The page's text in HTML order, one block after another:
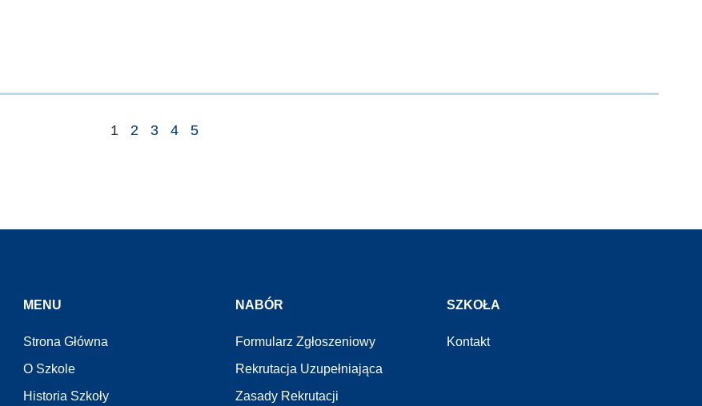
1 2 3 4 5
MENU
Strona Główna
O Szkole
Historia Szkoły
NABÓR
Formularz Zgłoszeniowy
Rekrutacja Uzupełniająca
Zasady Rekrutacji
SZKOŁA
Kontakt